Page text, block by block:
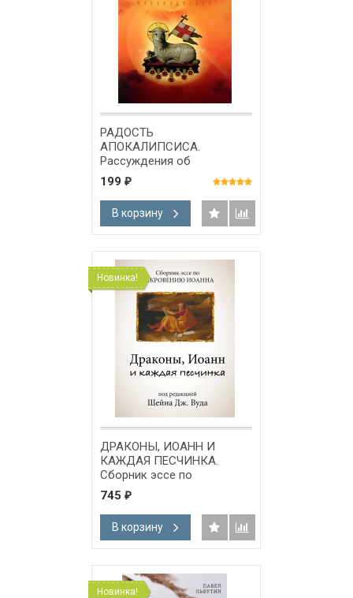
РАДОСТЬ
АПОКАЛИПСИСА.
Рассуждения об
Откровении. Сергей
Головин
199 ₽
В корзину
Новинка!
ДРАКОНЫ, ИОАНН И
КАЖДАЯ ПЕСЧИНКА.
Сборник эссе по
Откровению Иоанна. Шейн
Вуд
745 ₽
В корзину
Новинка!